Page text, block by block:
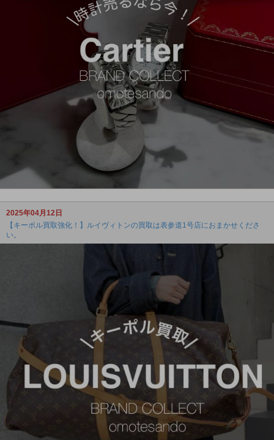
2025年04月12日
【キーポル買取強化！】ルイヴィトンの買取は表参道1号店におまかせくださ
い。